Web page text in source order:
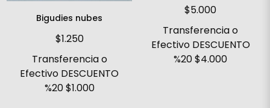
Bigudies nubes
$1.250
Transferencia o
Efectivo DESCUENTO
%20$1.000
$5.000
Transferencia o
Efectivo DESCUENTO
%20$4.000